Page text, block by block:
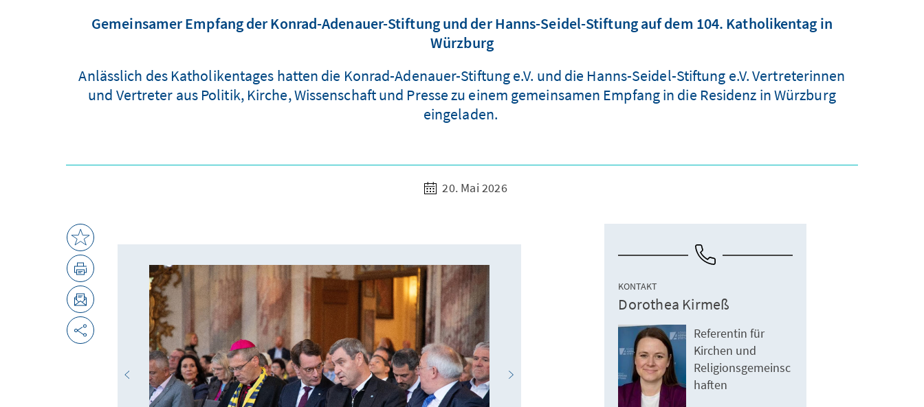
Gemeinsamer Empfang der Konrad-Adenauer-Stiftung und der Hanns-Seidel-Stiftung auf dem 104. Katholikentag in
Würzburg
Anlässlich des Katholikentages hatten die Konrad-Adenauer-Stiftung e.V. und die Hanns-Seidel-Stiftung e.V. Vertreterinnen
und Vertreter aus Politik, Kirche, Wissenschaft und Presse zu einem gemeinsamen Empfang in die Residenz in Würzburg
eingeladen.
20. Mai 2026
KONTAKT
Dorothea Kirmeß
Referentin für
Kirchen und
Religionsgemeinsc
haften